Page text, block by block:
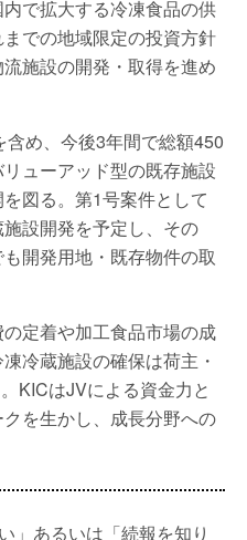
で拡大する冷凍食品の供
での地域限定の投資方針
施設の開発・取得を進め
め、今後3年間で総額450
ューアッド型の既存施設
図る。第1号案件として
設開発を予定し、その
開発用地・既存物件の取
定着や加工食品市場の成
冷蔵施設の確保は荷主・
KICはJVによる資金力と
を生かし、成長分野への
」あるいは「続報を知り